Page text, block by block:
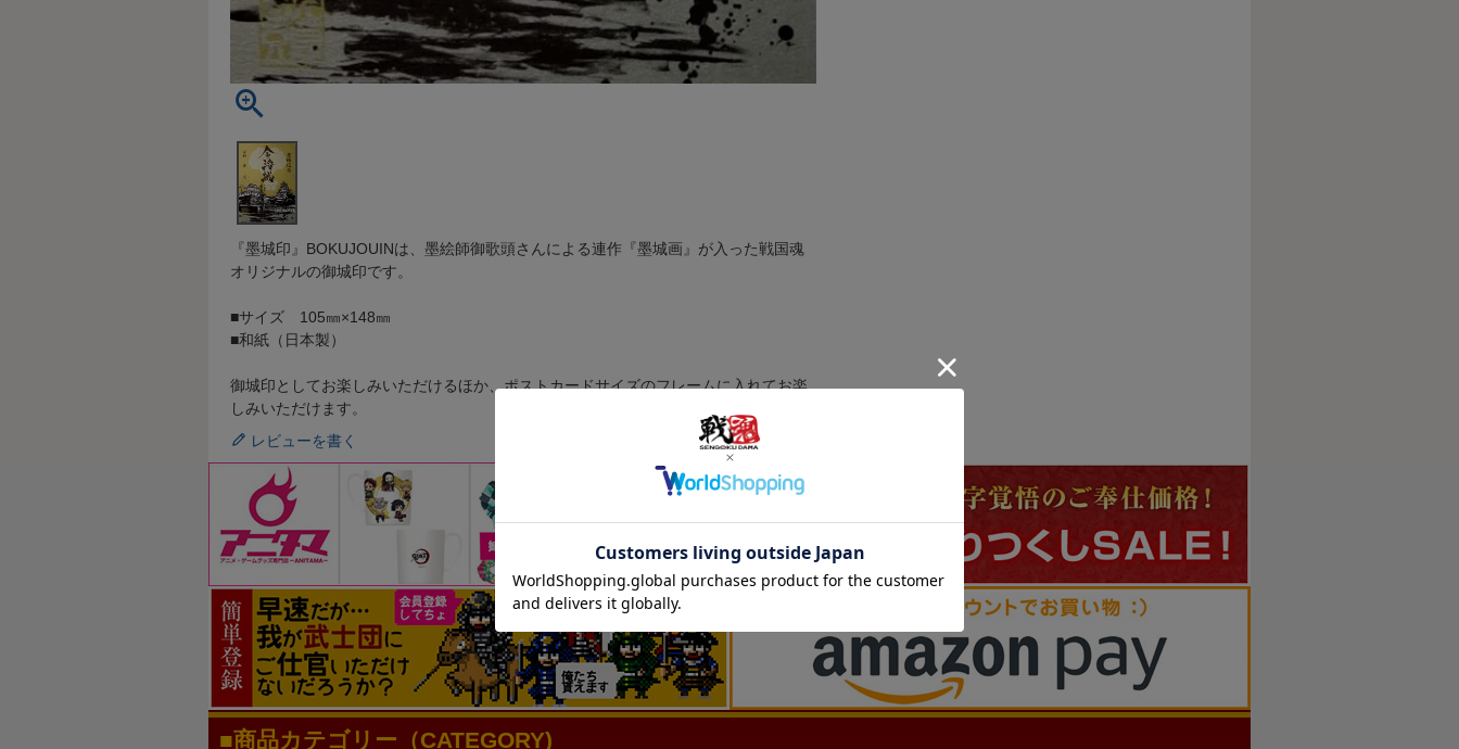
『墨城印』BOKUJOUINは、墨絵師御歌頭さんによる連作『墨城画』が入った戦国魂
オリジナルの御城印です。
■サイズ 105㎜×148㎜
■和紙（日本製）
御城印としてお楽しみいただけるほか、ポストカードサイズのフレームに入れてお楽
しみいただけます。
レビューを書く
商品カテゴリー（CATEGORY)